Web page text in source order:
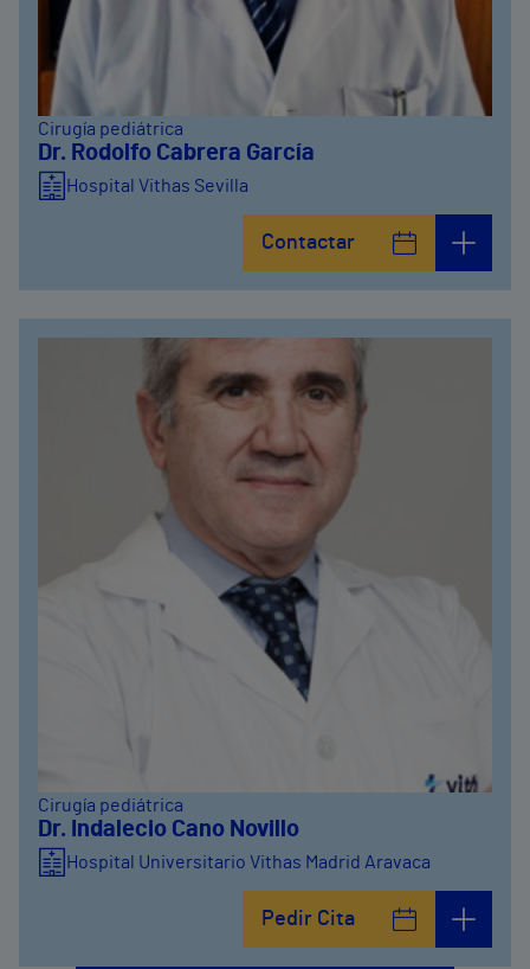
Cirugía pediátrica
Dr. Rodolfo Cabrera García
Hospital Vithas Sevilla
Contactar
Cirugía pediátrica
Dr. Indalecio Cano Novillo
Hospital Universitario Vithas Madrid Aravaca
Pedir Cita